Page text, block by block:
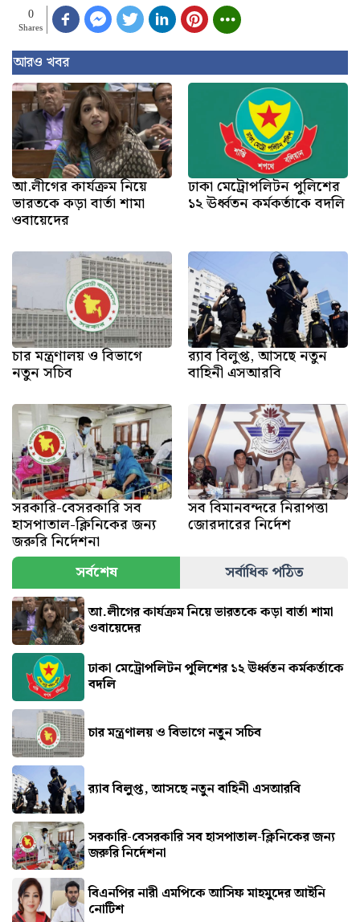
0
Shares
আরও খবর
আ.লীগের কার্যক্রম নিয়ে
ভারতকে কড়া বার্তা শামা
ওবায়েদের
ঢাকা মেট্রোপলিটন পুলিশের
১২ ঊর্ধ্বতন কর্মকর্তাকে বদলি
চার মন্ত্রণালয় ও বিভাগে
নতুন সচিব
র‍্যাব বিলুপ্ত, আসছে নতুন
বাহিনী এসআরবি
সরকারি-বেসরকারি সব
হাসপাতাল-ক্লিনিকের জন্য
জরুরি নির্দেশনা
সব বিমানবন্দরে নিরাপত্তা
জোরদারের নির্দেশ
সর্বশেষ সর্বাধিক পঠিত
আ.লীগের কার্যক্রম নিয়ে ভারতকে কড়া বার্তা শামা
ওবায়েদের
ঢাকা মেট্রোপলিটন পুলিশের ১২ ঊর্ধ্বতন কর্মকর্তাকে
বদলি
চার মন্ত্রণালয় ও বিভাগে নতুন সচিব
র‍্যাব বিলুপ্ত, আসছে নতুন বাহিনী এসআরবি
সরকারি-বেসরকারি সব হাসপাতাল-ক্লিনিকের জন্য
জরুরি নির্দেশনা
বিএনপির নারী এমপিকে আসিফ মাহমুদের আইনি
নোটিশ